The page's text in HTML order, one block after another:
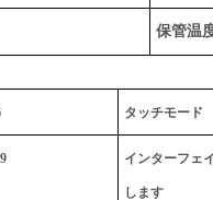
保管温
タッチモード
インターフェ
します